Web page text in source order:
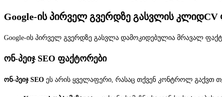
Google-ის პირველ გვერდზე გასვლის
Google-ის პირველ გვერდზე გასვლა დამოკიდებულია მრავალ
ონ-პეიჯ SEO ფაქტორები
ონ-პეიჯ SEO ეს არის ყველაფერი, რასაც თქვენ კონტროლ გაქვთ